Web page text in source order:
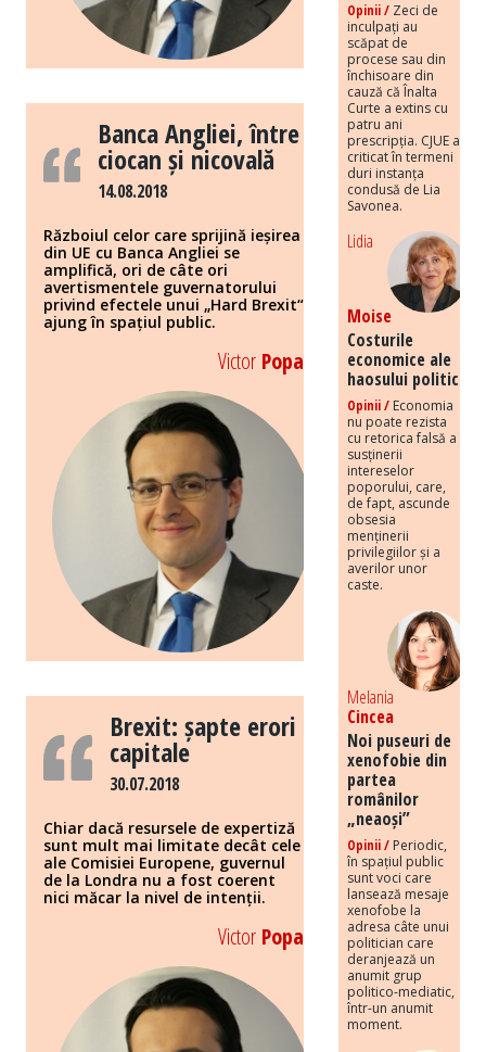
Banca Angliei, între
ciocan și nicovală
14.08.2018
Războiul celor care sprijină ieșirea
din UE cu Banca Angliei se
amplifică, ori de câte ori
avertismentele guvernatorului
privind efectele unui „Hard Brexit“
ajung în spațiul public.
Victor Popa
Brexit: șapte erori
capitale
30.07.2018
Chiar dacă resursele de expertiză
sunt mult mai limitate decât cele
ale Comisiei Europene, guvernul
de la Londra nu a fost coerent
nici măcar la nivel de intenții.
Victor Popa
Opinii / Zeci de
inculpați au
scăpat de
procese sau din
închisoare din
cauză că Înalta
Curte a extins cu
patru ani
prescripția. CJUE a
criticat în termeni
duri instanța
condusă de Lia
Savonea.
Lidia
Moise
Costurile
economice ale
haosului politic
Opinii / Economia
nu poate rezista
cu retorica falsă a
susținerii
intereselor
poporului, care,
de fapt, ascunde
obsesia
menținerii
privilegiilor și a
averilor unor
caste.
Melania
Cincea
Noi puseuri de
xenofobie din
partea
românilor
„neaoși”
Opinii / Periodic,
în spațiul public
sunt voci care
lansează mesaje
xenofobe la
adresa câte unui
politician care
deranjează un
anumit grup
politico-mediatic,
într-un anumit
moment.